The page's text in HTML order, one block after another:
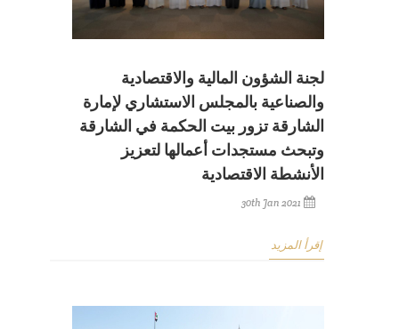
لجنة الشؤون المالية والاقتصادية
والصناعية بالمجلس الاستشاري لإمارة
الشارقة تزور بيت الحكمة في الشارقة
وتبحث مستجدات أعمالها لتعزيز
الأنشطة الاقتصادية
30th Jan 2021
إقرأ المزيد